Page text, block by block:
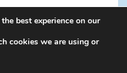
best experience on our
cookies we are using or